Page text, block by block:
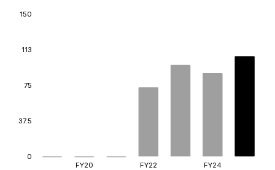
0
37.5
75
113
150
FY20 FY22 FY24